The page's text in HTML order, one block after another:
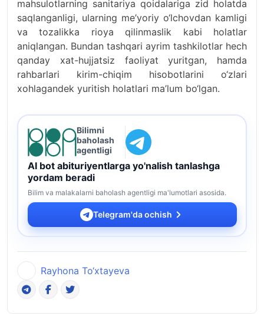
mahsulotlarning sanitariya qoidalariga zid holatda
saqlanganligi, ularning me’yoriy o‘lchovdan kamligi
va tozalikka rioya qilinmaslik kabi holatlar
aniqlangan. Bundan tashqari ayrim tashkilotlar hech
qanday xat-hujjatsiz faoliyat yuritgan, hamda
rahbarlari kirim-chiqim hisobotlarini o‘zlari
xohlagandek yuritish holatlari ma’lum bo‘lgan.
Bilimni
baholash
agentligi
AI bot abituriyentlarga yo'nalish tanlashga
yordam beradi
Bilim va malakalarni baholash agentligi ma'lumotlari asosida.
Telegram'da ochish
Rayhona To‘xtayeva